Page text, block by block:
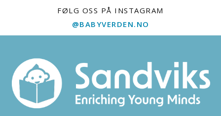
FØLG OSS PÅ INSTAGRAM
@BABYVERDEN.NO